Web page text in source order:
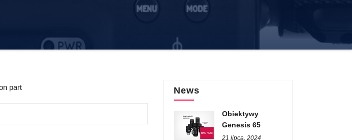
part News
Obiektywy
Genesis 65
21 lipca, 2024